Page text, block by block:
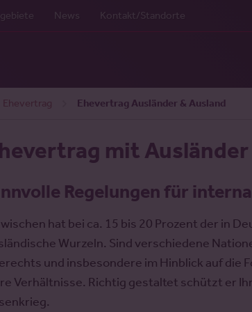
News Kontakt/Standorte
Ehevertrag Ehevertrag Ausländer & Ausland
mit
Regelungen für
hat bei ca. 15 bis 20 Prozent der in
Wurzeln. Sind verschiedene
und insbesondere im Hinblick auf die
Verhältnisse. Richtig gestaltet schützt er